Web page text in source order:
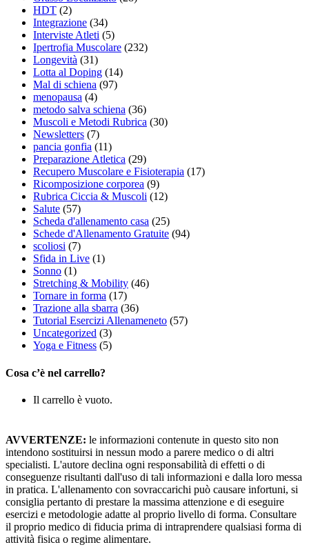
HDT (2)
Integrazione (34)
Interviste Atleti (5)
Ipertrofia Muscolare (232)
Longevità (31)
Lotta al Doping (14)
Mal di schiena (97)
menopausa (4)
metodo salva schiena (36)
Muscoli e Metodi Rubrica (30)
Newsletters (7)
pancia gonfia (11)
Preparazione Atletica (29)
Recupero Muscolare e Fisioterapia (17)
Ricomposizione corporea (9)
Rubrica Ciccia & Muscoli (12)
Salute (57)
Scheda d'allenamento casa (25)
Schede d'Allenamento Gratuite (94)
scoliosi (7)
Sfida in Live (1)
Sonno (1)
Stretching & Mobility (46)
Tornare in forma (17)
Trazione alla sbarra (36)
Tutorial Esercizi Allenameneto (57)
Uncategorized (3)
Yoga e Fitness (5)
Cosa c’è nel carrello?
Il carrello è vuoto.
AVVERTENZE: le informazioni contenute in questo sito non
intendono sostituirsi in nessun modo a parere medico o di altri
specialisti. L'autore declina ogni responsabilità di effetti o di
conseguenze risultanti dall'uso di tali informazioni e dalla loro messa
in pratica. L'allenamento con sovraccarichi può causare infortuni, si
consiglia pertanto di prestare la massima attenzione e di eseguire
esercizi e metodologie adatte al proprio livello di forma. Consultare
il proprio medico di fiducia prima di intraprendere qualsiasi forma di
attività fisica o regime alimentare.